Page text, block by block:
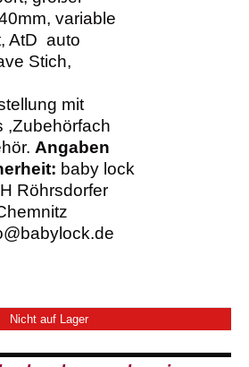
variable
AtD auto
Stich,
mit
,Zubehörfach
Angaben
baby lock
Röhrsdorfer
Nicht auf Lager